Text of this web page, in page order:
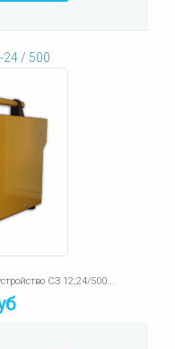
24 / 500
СЗ 12;24/500...